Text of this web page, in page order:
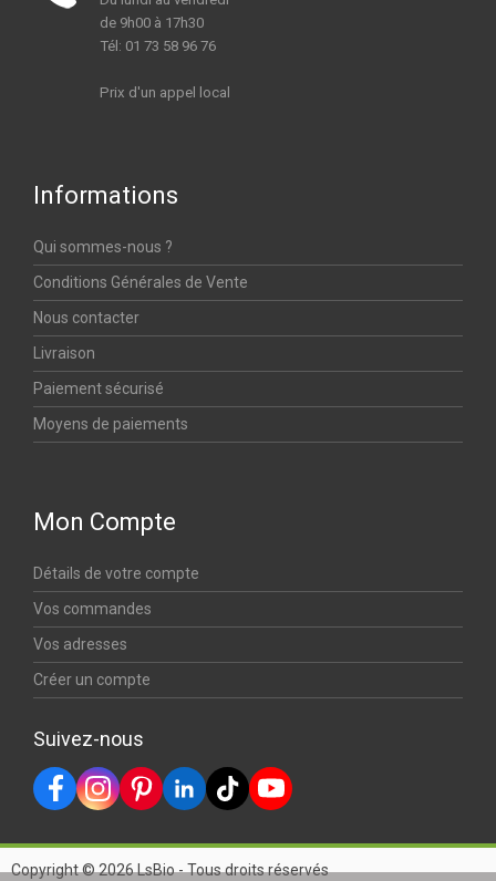
de 9h00 à 17h30
Tél: 01 73 58 96 76
Prix d'un appel local
Informations
Qui sommes-nous ?
Conditions Générales de Vente
Nous contacter
Livraison
Paiement sécurisé
Moyens de paiements
Mon Compte
Détails de votre compte
Vos commandes
Vos adresses
Créer un compte
Suivez-nous
Copyright © 2026 LsBio - Tous droits réservés